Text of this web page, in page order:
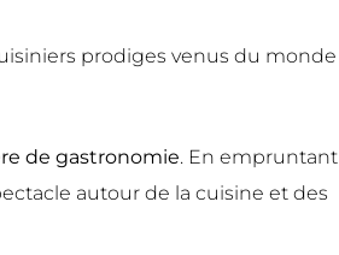
prodiges venus du monde
de gastronomie. En empruntant
autour de la cuisine et des